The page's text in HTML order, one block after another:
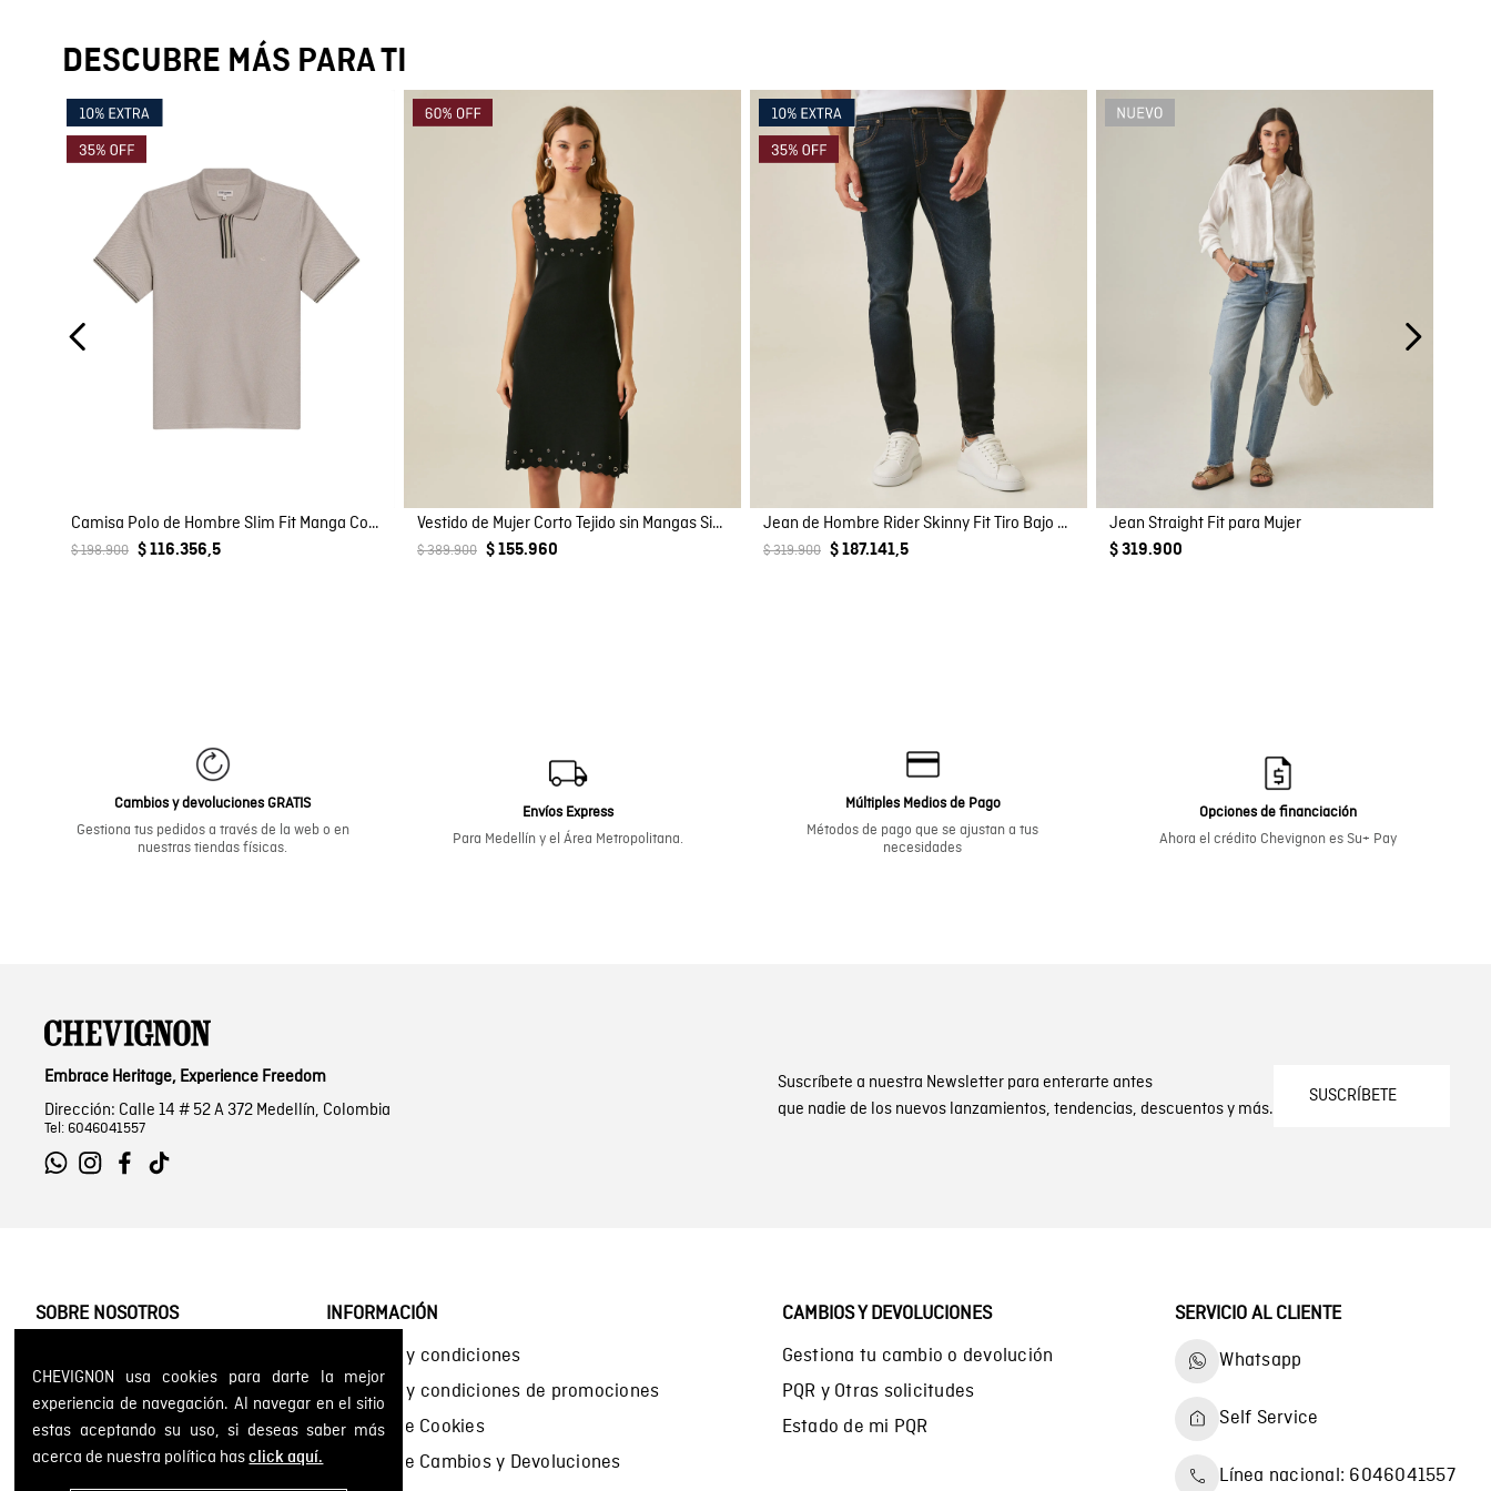
CHEVIGNON usa cookies para darte la mejor
experiencia de navegación. Al navegar en el sitio
estas aceptando su uso, si deseas saber más
acerca de nuestra política hasclick aquí.
DESCUBRE MÁS PARA TI
Camisa Polo de Hombre Slim Fit Manga Corta Perilla Tejida Escondida en Mezcla de Algodón y Viscosa
$ 198.900 $ 116.356,5
Vestido de Mujer Corto Tejido sin Mangas Silueta Acampanada Ojaletes Metálicos en Mezcla de Viscosa
$ 389.900 $ 155.960
Jean de Hombre Rider Skinny Fit Tiro Bajo Lavado Ultra Oscuro con Desgastes en Mezcla de Algodón
$ 319.900 $ 187.141,5
Jean Straight Fit para Mujer
$ 319.900
Cambios y devoluciones GRATIS
Gestiona tus pedidos a través de la web o en
nuestras tiendas físicas.
Envíos Express
Para Medellín y el Área Metropolitana.
Múltiples Medios de Pago
Métodos de pago que se ajustan a tus
necesidades
Opciones de financiación
Ahora el crédito Chevignon es Su+ Pay
Suscríbete a nuestra Newsletter para enterarte antes
que nadie de los nuevos lanzamientos, tendencias, descuentos y más.
SUSCRÍBETE
Embrace Heritage, Experience Freedom
Dirección: Calle 14 # 52 A 372 Medellín, Colombia
Tel: 6046041557
SOBRE NOSOTROS
Historia de la marca
Mapa del sitio
INFORMACIÓN
Términos y condiciones
Términos y condiciones de promociones
Política de Cookies
Política de Cambios y Devoluciones
CAMBIOS Y DEVOLUCIONES
Gestiona tu cambio o devolución
PQR y Otras solicitudes
Estado de mi PQR
SERVICIO AL CLIENTE
Whatsapp
Self Service
Línea nacional: 6046041557